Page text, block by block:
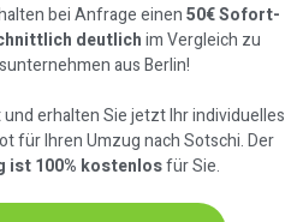
bei Anfrage einen50€ Sofort-
deutlichim Vergleich zu
aus Berlin!
erhalten Sie jetzt Ihr individuelles
für Ihren Umzug nach Sotschi. Der
ist 100% kostenlosfür Sie.